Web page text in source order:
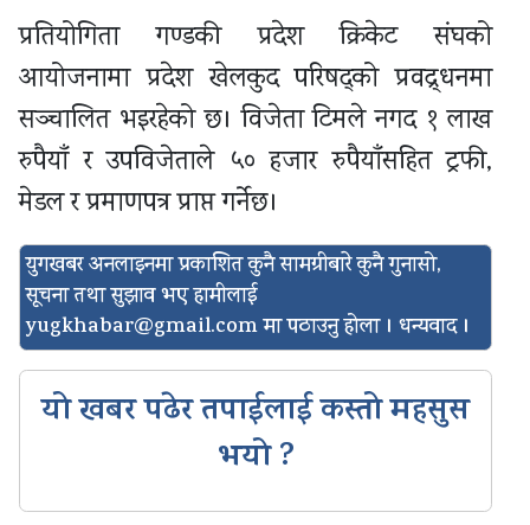
प्रतियोगिता गण्डकी प्रदेश क्रिकेट संघको
आयोजनामा प्रदेश खेलकुद परिषद्को प्रवद्र्धनमा
सञ्चालित भइरहेको छ। विजेता टिमले नगद १ लाख
रुपैयाँ र उपविजेताले ५० हजार रुपैयाँसहित ट्रफी,
मेडल र प्रमाणपत्र प्राप्त गर्नेछ।
युगखबर अनलाइनमा प्रकाशित कुनै सामग्रीबारे कुनै गुनासो,
सूचना तथा सुझाव भए हामीलाई
yugkhabar@gmail.comमा पठाउनु होला । धन्यवाद ।
यो खबर पढेर तपाईलाई कस्तो महसुस
भयो ?